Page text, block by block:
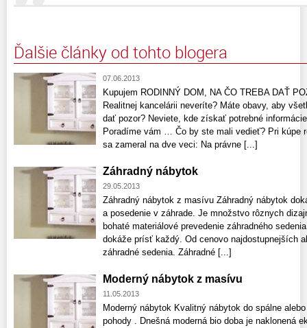
Ďalšie články od tohto blogera
07.06.2013
Kupujem RODINNÝ DOM, NA ČO TREBA DAŤ
Realitnej kancelárii neveríte? Máte obavy, aby
dať pozor? Neviete, kde získať potrebné
Poradíme vám … Čo by ste mali vedieť? Pri kúpe
sa zameral na dve veci: Na právne [...]
Záhradný nábytok
29.05.2013
Záhradný nábytok z masívu Záhradný nábytok
a posedenie v záhrade. Je množstvo rôznych
bohaté materiálové prevedenie záhradného
dokáže prísť každý. Od cenovo najdostupnejších
záhradné sedenia. Záhradné [...]
Moderný nábytok z masívu
11.05.2013
Moderný nábytok Kvalitný nábytok do spálne
pohody . Dnešná moderná bio doba je naklonená